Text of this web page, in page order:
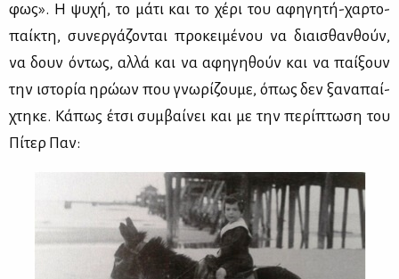
φως». Η ψυ­χή, το μά­τι και το χέ­ρι του αφη­γη­τή-χαρ­το­
παί­κτη, συ­νερ­γά­ζο­νται προ­κει­μέ­νου να διαι­σθαν­θούν,
να δουν όντως, αλ­λά και να αφη­γη­θούν και να παί­ξουν
την ιστο­ρία ηρώ­ων που γνω­ρί­ζου­με, όπως δεν ξα­να­παί­
χτη­κε. Κά­πως έτσι συμ­βαί­νει και με την πε­ρί­πτω­ση του
Πί­τερ Παν: